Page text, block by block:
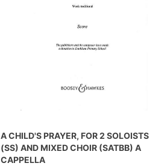
A CHILD'S PRAYER, FOR 2 SOLOISTS
(SS) AND MIXED CHOIR (SATBB) A
CAPPELLA